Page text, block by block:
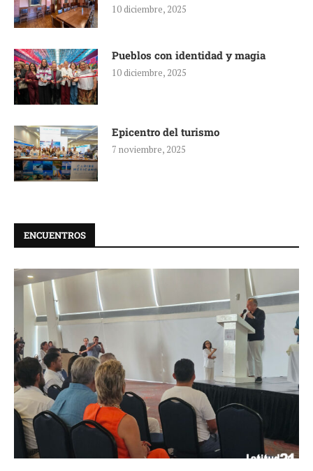
10 diciembre, 2025
Pueblos con identidad y magia
10 diciembre, 2025
Epicentro del turismo
7 noviembre, 2025
ENCUENTROS